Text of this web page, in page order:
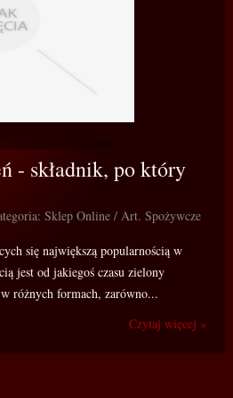
- składnik, po który
Sklep Online / Art. Spożywcze
się największą popularnością w
jest od jakiegoś czasu zielony
różnych formach, zarówno...
Czytaj więcej »